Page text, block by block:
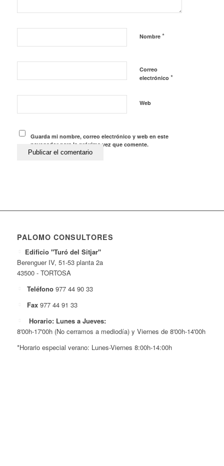
Nombre *
Correo
electrónico *
Web
Guarda mi nombre, correo electrónico y web en este
navegador para la próxima vez que comente.
PALOMO CONSULTORES
Edificio "Turó del Sitjar"
Berenguer IV, 51-53 planta 2a
43500 - TORTOSA
Teléfono 977 44 90 33
Fax 977 44 91 33
Horario: Lunes a Jueves:
8'00h-17'00h (No cerramos a mediodía) y Viernes de 8'00h-14'00h
*Horario especial verano: Lunes-Viernes 8:00h-14:00h